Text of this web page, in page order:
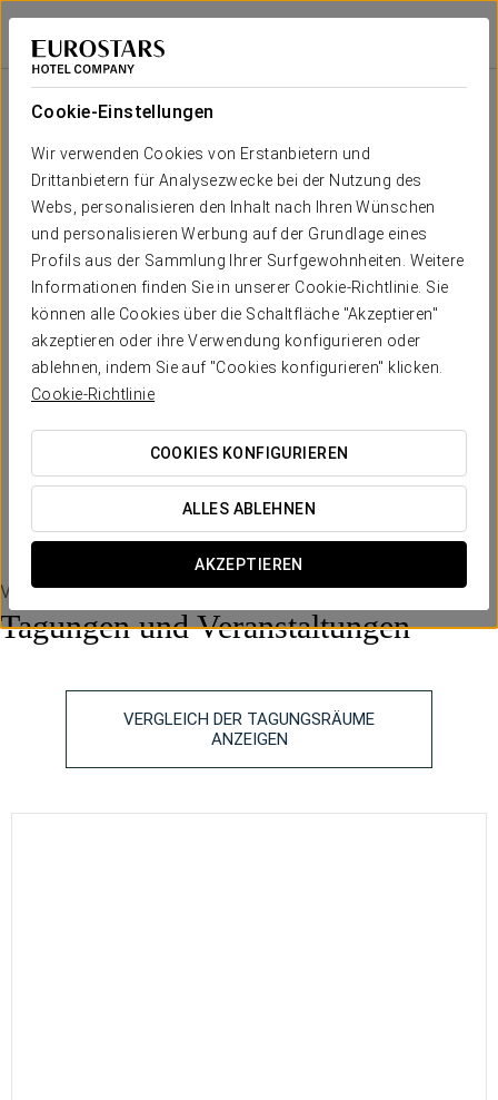
Cookie-Einstellungen
Wir verwenden Cookies von Erstanbietern und
Drittanbietern für Analysezwecke bei der Nutzung des
Webs, personalisieren den Inhalt nach Ihren Wünschen
und personalisieren Werbung auf der Grundlage eines
Profils aus der Sammlung Ihrer Surfgewohnheiten. Weitere
Informationen finden Sie in unserer Cookie-Richtlinie. Sie
können alle Cookies über die Schaltfläche "Akzeptieren"
akzeptieren oder ihre Verwendung konfigurieren oder
ablehnen, indem Sie auf "Cookies konfigurieren" klicken.
Cookie-Richtlinie
COOKIES KONFIGURIEREN
ALLES ABLEHNEN
AKZEPTIEREN
Eurostars Fuerte Ruavieja
LOGROÑO
Dein Event in
KOSTENVORANSCHLAG ANFORDERN
Veranstaltungsräume
Tagungen und Veranstaltungen
VERGLEICH DER TAGUNGSRÄUME
ANZEIGEN
Raums
Form
Saal 1
70 m
altura
- - 30 30 -